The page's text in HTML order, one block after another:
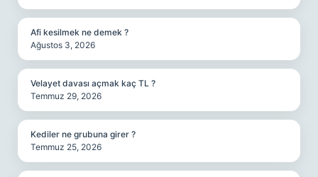
Afi kesilmek ne demek ?
Ağustos 3, 2026
Velayet davası açmak kaç TL ?
Temmuz 29, 2026
Kediler ne grubuna girer ?
Temmuz 25, 2026